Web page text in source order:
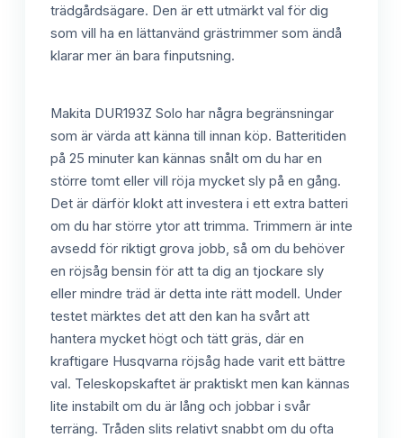
trädgårdsägare. Den är ett utmärkt val för dig
som vill ha en lättanvänd grästrimmer som ändå
klarar mer än bara finputsning.
Makita DUR193Z Solo har några begränsningar
som är värda att känna till innan köp. Batteritiden
på 25 minuter kan kännas snålt om du har en
större tomt eller vill röja mycket sly på en gång.
Det är därför klokt att investera i ett extra batteri
om du har större ytor att trimma. Trimmern är inte
avsedd för riktigt grova jobb, så om du behöver
en röjsåg bensin för att ta dig an tjockare sly
eller mindre träd är detta inte rätt modell. Under
testet märktes det att den kan ha svårt att
hantera mycket högt och tätt gräs, där en
kraftigare Husqvarna röjsåg hade varit ett bättre
val. Teleskopskaftet är praktiskt men kan kännas
lite instabilt om du är lång och jobbar i svår
terräng. Tråden slits relativt snabbt om du ofta